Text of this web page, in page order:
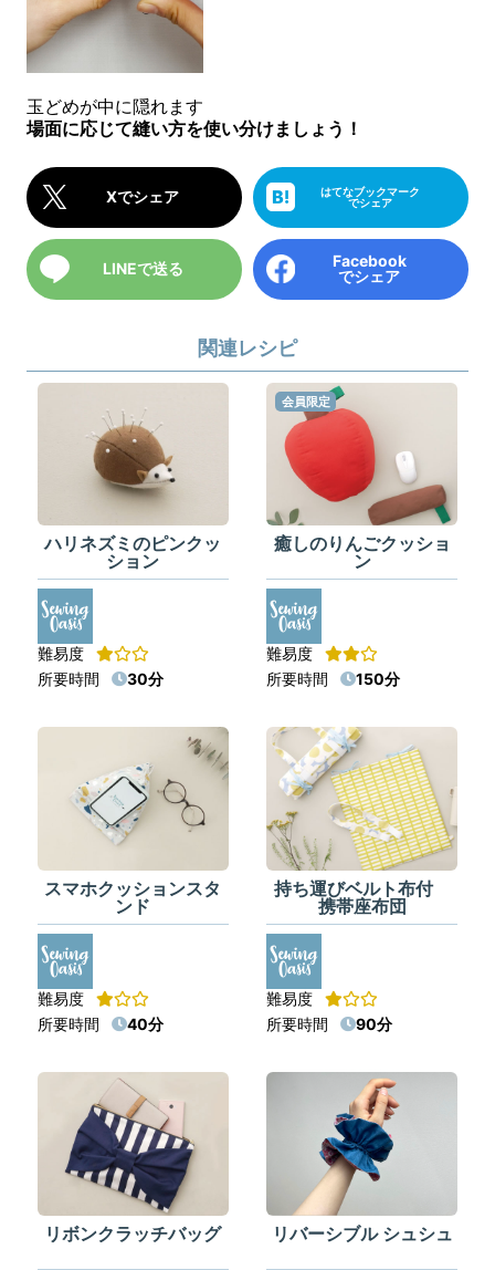
玉どめが中に隠れます
場面に応じて縫い方を使い分けましょう！
Xでシェア
はてなブックマーク
でシェア
LINEで送る
Facebook
でシェア
関連レシピ
ハリネズミのピンクッ
ション
難易度
所要時間
30分
癒しのりんごクッショ
ン
会員限定
難易度
所要時間
150分
スマホクッションスタ
ンド
難易度
所要時間
40分
持ち運びベルト布付
携帯座布団
難易度
所要時間
90分
リボンクラッチバッグ リバーシブル シュシュ